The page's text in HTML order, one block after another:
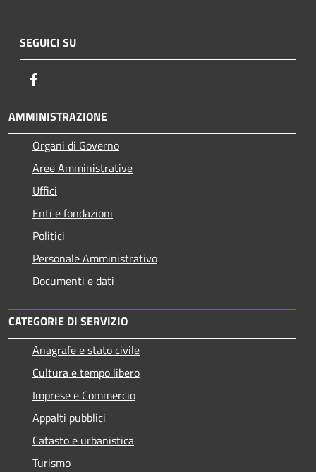
SEGUICI SU
AMMINISTRAZIONE
Organi di Governo
Aree Amministrative
Uffici
Enti e fondazioni
Politici
Personale Amministrativo
Documenti e dati
CATEGORIE DI SERVIZIO
Anagrafe e stato civile
Cultura e tempo libero
Imprese e Commercio
Appalti pubblici
Catasto e urbanistica
Turismo